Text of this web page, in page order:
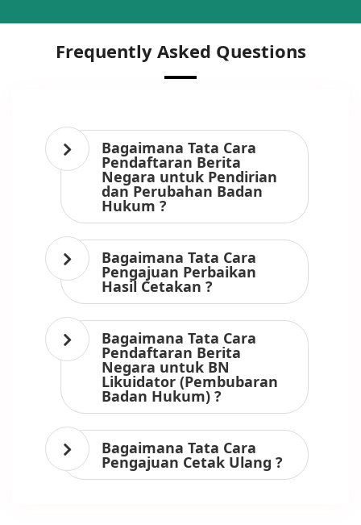
Frequently Asked Questions
Bagaimana Tata Cara
Pendaftaran Berita
Negara untuk Pendirian
dan Perubahan Badan
Hukum ?
Bagaimana Tata Cara
Pengajuan Perbaikan
Hasil Cetakan ?
Bagaimana Tata Cara
Pendaftaran Berita
Negara untuk BN
Likuidator (Pembubaran
Badan Hukum) ?
Bagaimana Tata Cara
Pengajuan Cetak Ulang ?